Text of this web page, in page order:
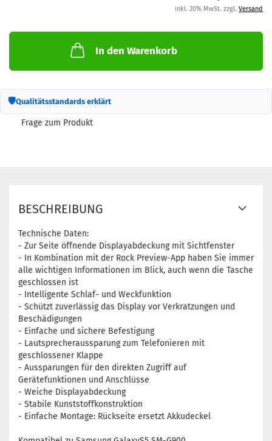
inkl. 20% MwSt. zzgl. Versand
In den Warenkorb
🛡Qualitätsstandards erklärt
Frage zum Produkt
BESCHREIBUNG
Technische Daten:
- Zur Seite öffnende Displayabdeckung mit Sichtfenster
- In Kombination mit der Rock Preview-App haben Sie immer
alle wichtigen Informationen im Blick, auch wenn die Tasche
geschlossen ist
- Intelligente Schlaf- und Weckfunktion
- Schützt zuverlässig das Display vor Verkratzungen und
Beschädigungen
- Einfache und sichere Befestigung
- Lautsprecheraussparung zum Telefonieren mit
geschlossener Klappe
- Aussparungen für den direkten Zugriff auf
Gerätefunktionen und Anschlüsse
- Weiche Displayabdeckung
- Stabile Kunststoffkonstruktion
- Einfache Montage: Rückseite ersetzt Akkudeckel